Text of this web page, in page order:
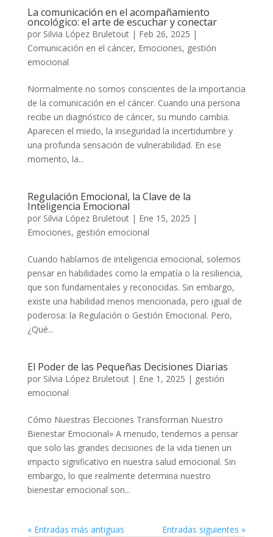
La comunicación en el acompañamiento
oncológico: el arte de escuchar y conectar
por Silvia López Bruletout| Feb 26, 2025 |
Comunicación en el cáncer, Emociones, gestión
emocional
Normalmente no somos conscientes de la importancia
de la comunicación en el cáncer. Cuando una persona
recibe un diagnóstico de cáncer, su mundo cambia.
Aparecen el miedo, la inseguridad la incertidumbre y
una profunda sensación de vulnerabilidad. En ese
momento, la...
Regulación Emocional, la Clave de la
Inteligencia Emocional
por Silvia López Bruletout| Ene 15, 2025 |
Emociones, gestión emocional
Cuando hablamos de inteligencia emocional, solemos
pensar en habilidades como la empatía o la resiliencia,
que son fundamentales y reconocidas. Sin embargo,
existe una habilidad menos mencionada, pero igual de
poderosa: la Regulación o Gestión Emocional. Pero,
¿Qué...
El Poder de las Pequeñas Decisiones Diarias
por Silvia López Bruletout| Ene 1, 2025 | gestión
emocional
Cómo Nuestras Elecciones Transforman Nuestro
Bienestar Emocional» A menudo, tendemos a pensar
que solo las grandes decisiones de la vida tienen un
impacto significativo en nuestra salud emocional. Sin
embargo, lo que realmente determina nuestro
bienestar emocional son...
« Entradas más antiguas Entradas siguientes »